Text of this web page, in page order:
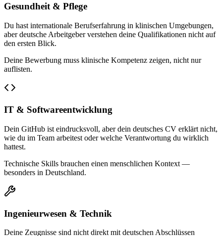
Gesundheit & Pflege
Du hast internationale Berufserfahrung in klinischen Umgebungen,
aber deutsche Arbeitgeber verstehen deine Qualifikationen nicht auf
den ersten Blick.
Deine Bewerbung muss klinische Kompetenz zeigen, nicht nur
auflisten.
IT & Softwareentwicklung
Dein GitHub ist eindrucksvoll, aber dein deutsches CV erklärt nicht,
wie du im Team arbeitest oder welche Verantwortung du wirklich
hattest.
Technische Skills brauchen einen menschlichen Kontext —
besonders in Deutschland.
Ingenieurwesen & Technik
Deine Zeugnisse sind nicht direkt mit deutschen Abschlüssen